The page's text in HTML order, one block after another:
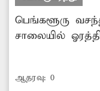
பெங்களூரு
சாலையில்
அடிக்கடி
இதனால்
ஆதரவு: 0